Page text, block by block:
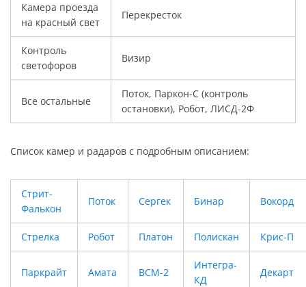
Камера проезда
на красный свет
Перекресток
Контроль
светофоров
Визир
Все остальные
Поток, Паркон-С (контроль
остановки), Робот, ЛИСД-2Ф
Список камер и радаров с подробным описанием:
Стрит-
Фалькон
Поток Сергек Бинар Вокорд
Стрелка Робот Платон Полискан Крис-П
Паркрайт Амата ВСМ-2
Интегра-
КД
Декарт